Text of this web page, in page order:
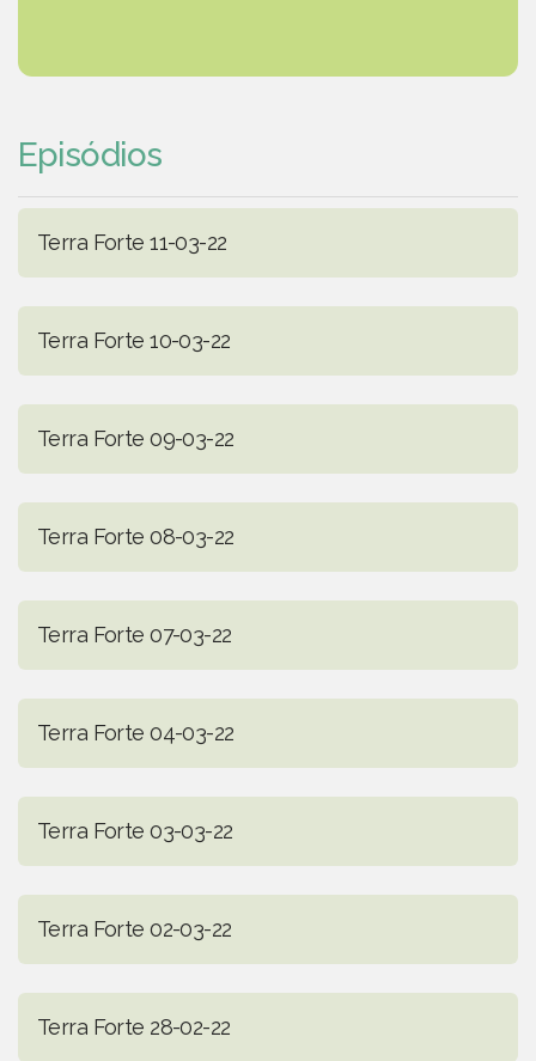
Episódios
Terra Forte 11-03-22
Terra Forte 10-03-22
Terra Forte 09-03-22
Terra Forte 08-03-22
Terra Forte 07-03-22
Terra Forte 04-03-22
Terra Forte 03-03-22
Terra Forte 02-03-22
Terra Forte 28-02-22